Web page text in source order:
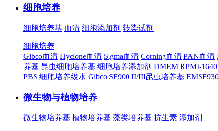
细胞培养
细胞培养基 血清 细胞添加剂 转染试剂
细胞培养
Gibco血清 Hyclone血清 Sigma血清 Corning血清 PAN血清
养基 昆虫细胞培养基 细胞培养添加剂 DMEM RPMI-1640
PBS 细胞培养级水 Gibco SF900 II/III昆虫培养基
微生物与植物培养
微生物培养基 植物培养基 藻类培养基 抗生素 添加剂